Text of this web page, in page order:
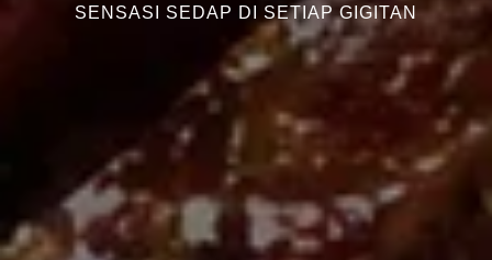
SENSASI SEDAP DI SETIAP GIGITAN